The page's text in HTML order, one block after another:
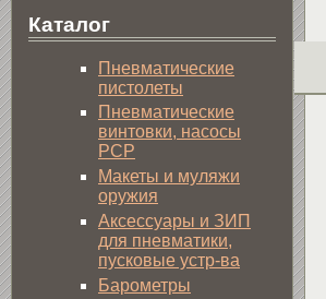
Каталог
Пнев­ма­ти­чес­кие
пистолеты
Пневматические
винтовки, насосы
PCP
Макеты и муляжи
оружия
Аксессуары и ЗИП
для пневматики,
пусковые устр-ва
Барометры